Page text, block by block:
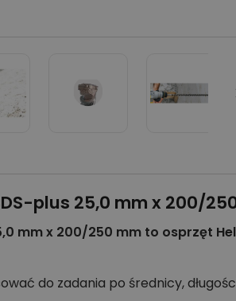
plus 25,0 mm x 200/
mm x 200/250 mm to osprzęt
do zadania po średnicy,